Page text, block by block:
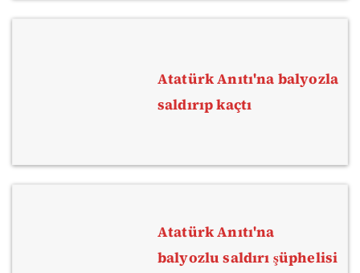
Atatürk Anıtı'na balyozla
saldırıp kaçtı
Atatürk Anıtı'na
balyozlu saldırı şüphelisi